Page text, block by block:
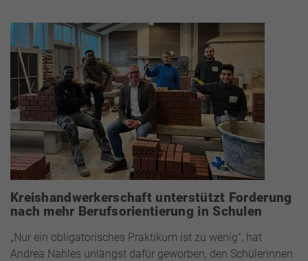
Kreishandwerkerschaft unterstützt Forderung
nach mehr Berufsorientierung in Schulen
„Nur ein obligatorisches Praktikum ist zu wenig“, hat
Andrea Nahles unlängst dafür geworben, den Schülerinnen